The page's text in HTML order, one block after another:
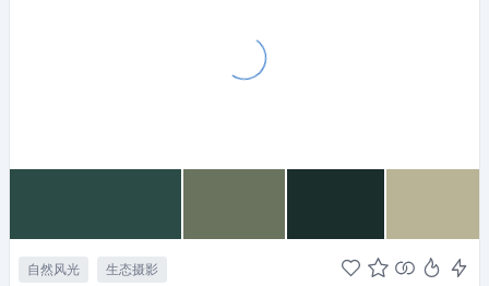
自然风光 生态摄影